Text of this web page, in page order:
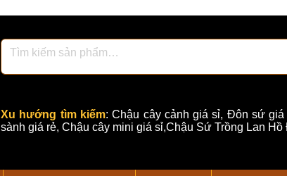
Xu hướng tìm kiếm:Chậu cây cảnh giá sỉ, Đôn sứ giá
sành giá rẻ, Chậu cây mini giá sỉ,Chậu Sứ Trồng Lan Hồ